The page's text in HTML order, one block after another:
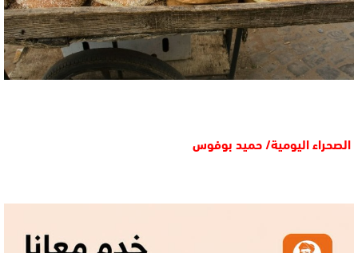
الصحراء اليومية/ حميد بوفوس